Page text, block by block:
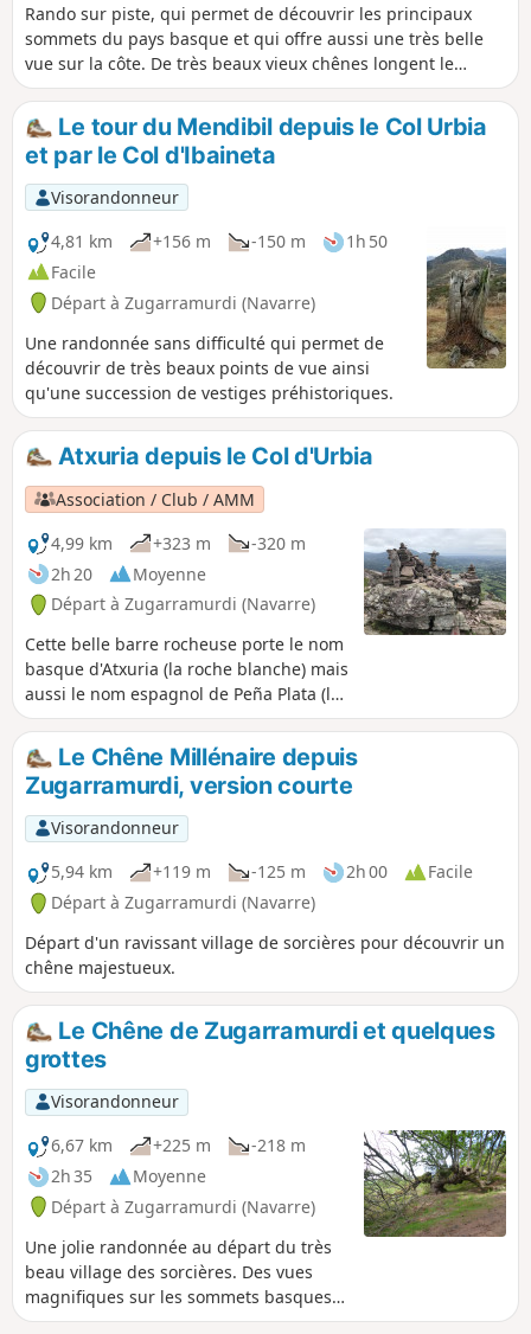
Rando sur piste, qui permet de découvrir les principaux
sommets du pays basque et qui offre aussi une très belle
vue sur la côte. De très beaux vieux chênes longent le
parcours. Les pottocks (chevaux basques qui vivent en
liberté) sont très gentils.
Le tour du Mendibil depuis le Col Urbia
et par le Col d'Ibaineta
Visorandonneur
4,81 km
+156 m -150 m
1h 50
Facile
Départ à Zugarramurdi (Navarre)
Une randonnée sans difficulté qui permet de
découvrir de très beaux points de vue ainsi
qu'une succession de vestiges préhistoriques.
Atxuria depuis le Col d'Urbia
Association / Club / AMM
4,99 km
+323 m
-320 m
2h 20
Moyenne
Départ à Zugarramurdi (Navarre)
Cette belle barre rocheuse porte le nom
basque d'Atxuria (la roche blanche) mais
aussi le nom espagnol de Peña Plata (la
roche argentée). Une balade en aller-
retour depuis le Col d'Urbia (Urbiako
Lepoa en basque) en contournant le
Mendibil avant de passer au Col
d'Ibaineta.
Le Chêne Millénaire depuis
Zugarramurdi, version courte
Visorandonneur
5,94 km
+119 m -125 m 2h 00
Facile
Départ à Zugarramurdi (Navarre)
Départ d'un ravissant village de sorcières pour découvrir un
chêne majestueux.
Le Chêne de Zugarramurdi et quelques
grottes
Visorandonneur
6,67 km
+225 m
-218 m
2h 35
Moyenne
Départ à Zugarramurdi (Navarre)
Une jolie randonnée au départ du très
beau village des sorcières. Des vues
magnifiques sur les sommets basques
et au loin sur l'océan.